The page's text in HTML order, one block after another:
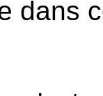
dans